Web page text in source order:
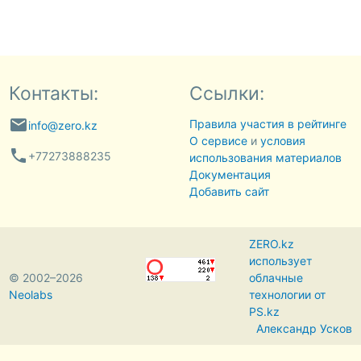
Контакты:
emailinfo@zero.kz
phone +77273888235
Ссылки:
Правила участия в рейтинге
О сервисеи условия
использования материалов
Документация
Добавить сайт
© 2002–2026
Neolabs
ZERO.kz
использует
облачные
технологии от
PS.kz
Александр Усков